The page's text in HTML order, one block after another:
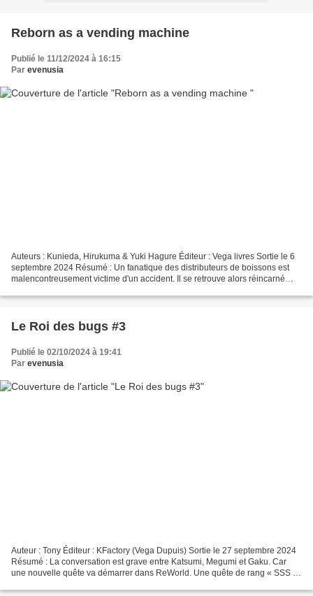
Reborn as a vending machine
Publié le 11/12/2024 à 16:15
Par evenusia
Auteurs : Kunieda, Hirukuma & Yuki Hagure Éditeur : Vega livres Sortie le 6
septembre 2024 Résumé : Un fanatique des distributeurs de boissons est
malencontreusement victime d'un accident. Il se retrouve alors réincarné
Le Roi des bugs #3
Publié le 02/10/2024 à 19:41
Par evenusia
Auteur : Tony Éditeur : KFactory (Vega Dupuis) Sortie le 27 septembre 2024
Résumé : La conversation est grave entre Katsumi, Megumi et Gaku. Car
une nouvelle quête va démarrer dans ReWorld. Une quête de rang « SSS »,